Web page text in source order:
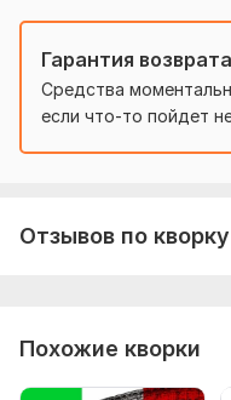
с Русского на
Объем услуги в кворке:
Гарантия возврата
Средства
если что-то пойдет
Отзывов по
Похожие кворки